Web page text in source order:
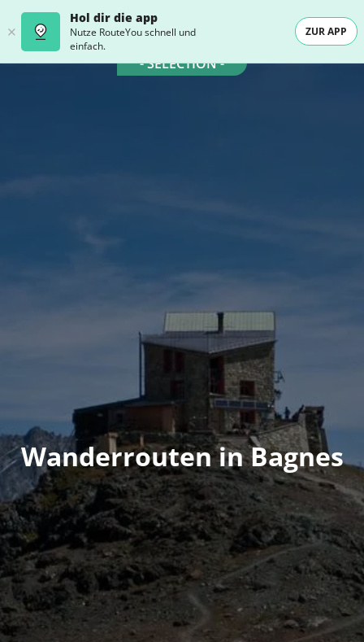
Hol dir die app
Nutze RouteYou schnell und
einfach.
ZUR APP
- SELECTION -
Wanderrouten in Bagnes